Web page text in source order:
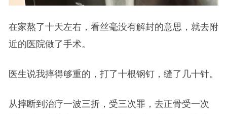
在家熬了十天左右，看丝毫没有解封的意思，就去附
近的医院做了手术。
医生说我摔得够重的，打了十根钢钉，缝了几十针。
从摔断到治疗一波三折，受三次罪，去正骨受一次